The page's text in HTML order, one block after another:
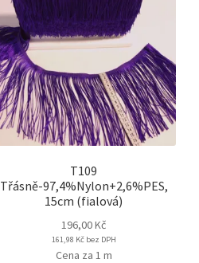
T109
Třásně-97,4%Nylon+2,6%PES,
15cm (fialová)
196,00Kč
161,98 Kčbez DPH
Cena za 1 m